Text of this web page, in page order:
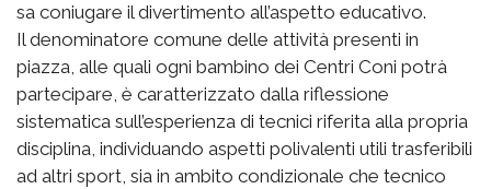
sa coniugare il divertimento all’aspetto educativo.
Il denominatore comune delle attività presenti in
piazza, alle quali ogni bambino dei Centri Coni potrà
partecipare, è caratterizzato dalla riflessione
sistematica sull’esperienza di tecnici riferita alla propria
disciplina, individuando aspetti polivalenti utili trasferibili
ad altri sport, sia in ambito condizionale che tecnico